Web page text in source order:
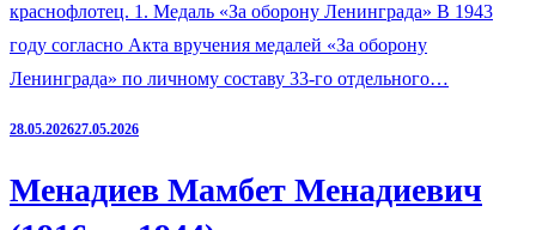
краснофлотец. 1. Медаль «За оборону Ленинграда» В 1943
году согласно Акта вручения медалей «За оборону
Ленинграда» по личному составу 33-го отдельного…
28.05.202627.05.2026
Менадиев Мамбет Менадиевич